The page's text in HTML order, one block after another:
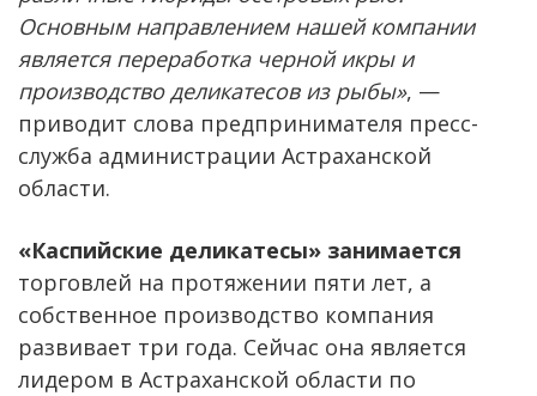
Основным направлением нашей компании
является переработка черной икры и
производство деликатесов из рыбы», —
приводит слова предпринимателя пресс-
служба администрации Астраханской
области.
«Каспийские деликатесы» занимается
торговлей на протяжении пяти лет, а
собственное производство компания
развивает три года. Сейчас она является
лидером в Астраханской области по